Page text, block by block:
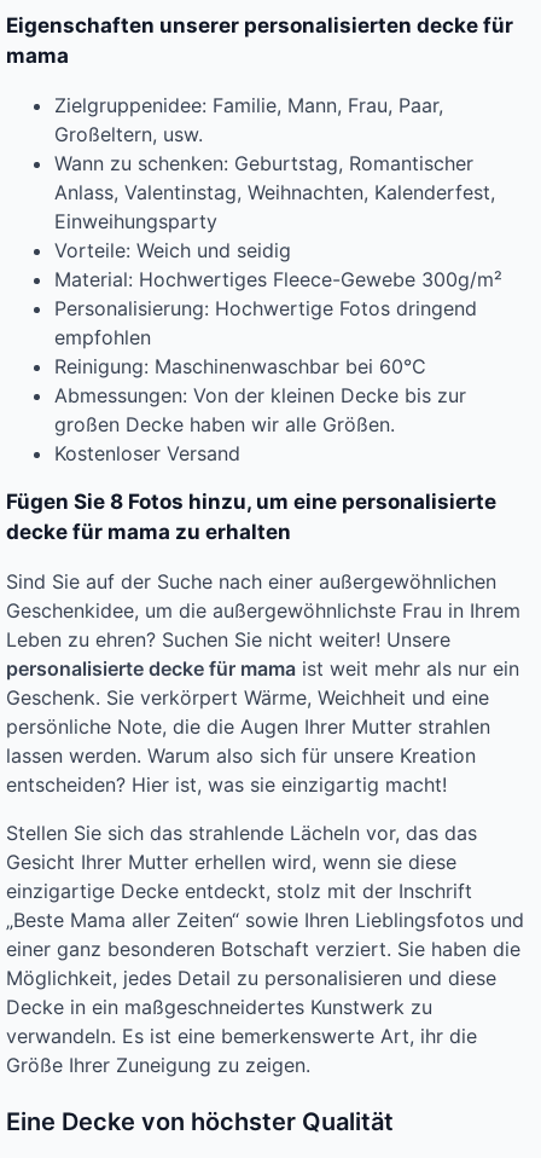
Eigenschaften unserer personalisierten decke für
mama
Zielgruppenidee: Familie, Mann, Frau, Paar,
Großeltern, usw.
Wann zu schenken: Geburtstag, Romantischer
Anlass, Valentinstag, Weihnachten, Kalenderfest,
Einweihungsparty
Vorteile: Weich und seidig
Material: Hochwertiges Fleece-Gewebe 300g/m²
Personalisierung: Hochwertige Fotos dringend
empfohlen
Reinigung: Maschinenwaschbar bei 60°C
Abmessungen: Von der kleinen Decke bis zur
großen Decke haben wir alle Größen.
Kostenloser Versand
Fügen Sie 8 Fotos hinzu, um eine personalisierte
decke für mama zu erhalten
Sind Sie auf der Suche nach einer außergewöhnlichen
Geschenkidee, um die außergewöhnlichste Frau in Ihrem
Leben zu ehren? Suchen Sie nicht weiter! Unsere
personalisierte decke für mama ist weit mehr als nur ein
Geschenk. Sie verkörpert Wärme, Weichheit und eine
persönliche Note, die die Augen Ihrer Mutter strahlen
lassen werden. Warum also sich für unsere Kreation
entscheiden? Hier ist, was sie einzigartig macht!
Stellen Sie sich das strahlende Lächeln vor, das das
Gesicht Ihrer Mutter erhellen wird, wenn sie diese
einzigartige Decke entdeckt, stolz mit der Inschrift
„Beste Mama aller Zeiten“ sowie Ihren Lieblingsfotos und
einer ganz besonderen Botschaft verziert. Sie haben die
Möglichkeit, jedes Detail zu personalisieren und diese
Decke in ein maßgeschneidertes Kunstwerk zu
verwandeln. Es ist eine bemerkenswerte Art, ihr die
Größe Ihrer Zuneigung zu zeigen.
Eine Decke von höchster Qualität